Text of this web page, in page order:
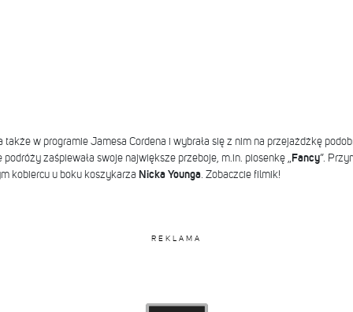
także w programie Jamesa Cordena i wybrała się z nim na przejażdżkę
podróży zaśpiewała swoje największe przeboje, m.in. piosenkę „Fancy”.
kobiercu u boku koszykarza Nicka Younga. Zobaczcie filmik!
REKLAMA